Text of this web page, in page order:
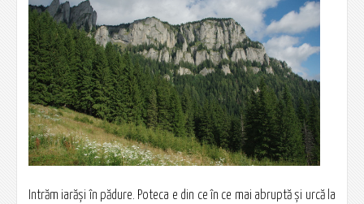
Intrăm iarăşi în pădure. Poteca e din ce în ce mai abruptă şi urcă la